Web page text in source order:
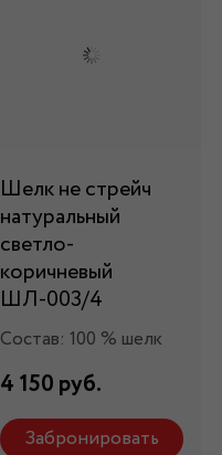
Шелк не стрейч
натуральный
светло-
коричневый
ШЛ-003/4
Состав: 100 % шелк
4 150 руб.
Забронировать